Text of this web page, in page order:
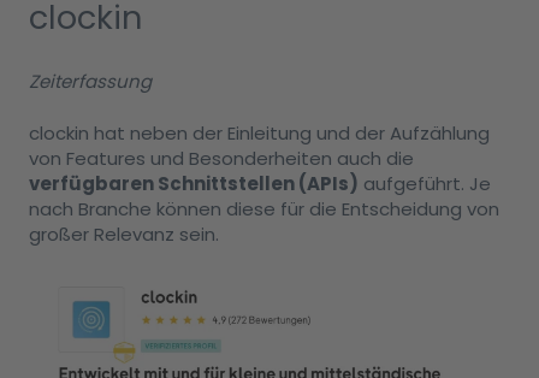
clockin
Zeiterfassung
clockin hat neben der Einleitung und der Aufzählung
von Features und Besonderheiten auch die
verfügbaren Schnittstellen (APIs) aufgeführt. Je
nach Branche können diese für die Entscheidung von
großer Relevanz sein.